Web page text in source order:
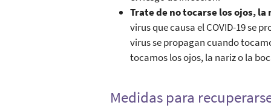
Trate de no tocarse los ojos, la
virus que causa el COVID-19 se
virus se propagan cuando
tocamos los ojos, la nariz o la
Medidas para